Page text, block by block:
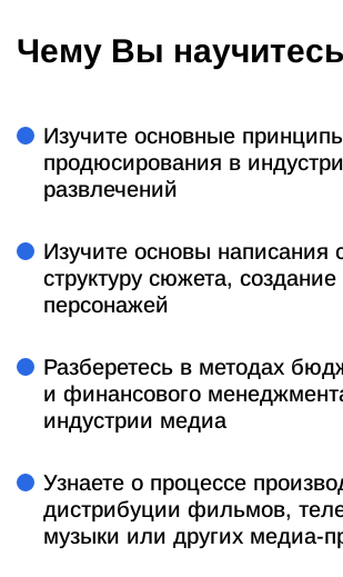
Чему Вы
Изучите основные
продюсирования в
развлечений
Изучите основы написания
структуру сюжета,
персонажей
Разберетесь в методах
и финансового
индустрии медиа
Узнаете о процессе
дистрибуции фильмов,
музыки или других медиа-